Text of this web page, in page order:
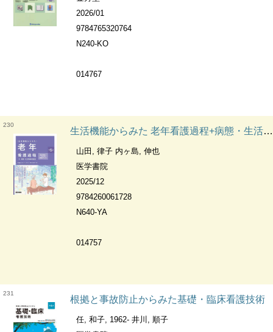
2026/01
9784765320764
N240-KO
014767
230
生活機能からみた 老年看護過程+病態・生活機能関連図 臨床判断につながる観察ポイント
山田, 律子 内ヶ島, 伸也
医学書院
2025/12
9784260061728
N640-YA
014757
231
根拠と事故防止からみた基礎・臨床看護技術
任, 和子, 1962- 井川, 順子